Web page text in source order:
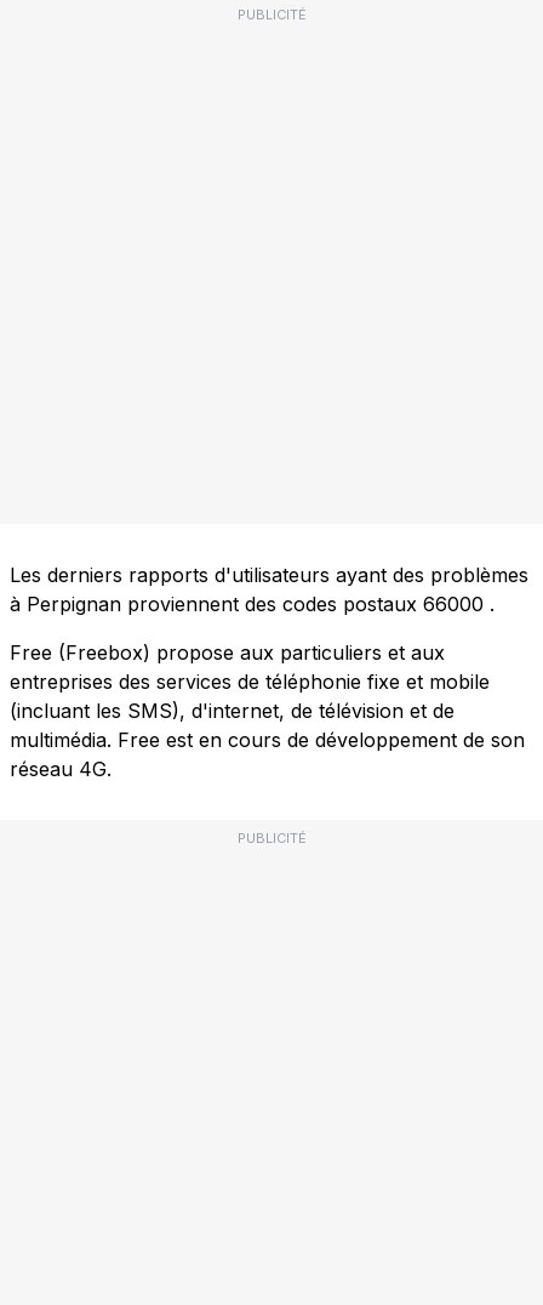
PUBLICITÉ
Les derniers rapports d'utilisateurs ayant des problèmes
à Perpignan proviennent des codes postaux 66000 .
Free (Freebox) propose aux particuliers et aux
entreprises des services de téléphonie fixe et mobile
(incluant les SMS), d'internet, de télévision et de
multimédia. Free est en cours de développement de son
réseau 4G.
PUBLICITÉ